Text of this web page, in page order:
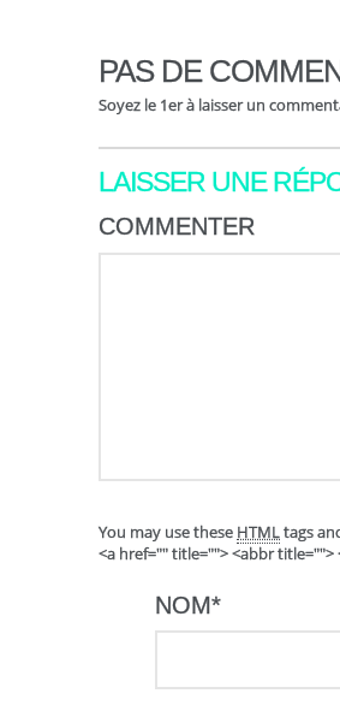
PAS DE
Soyez le 1er à laisser un
LAISSER UNE
COMMENTER
You may use these HTMLtags
<a href="" title=""> <abbr title="">
NOM*